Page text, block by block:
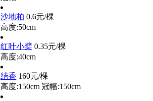
沙地柏 0.6元/棵
高度:50cm
红叶小檗 0.35元/棵
高度:40cm
结香 160元/棵
高度:150cm 冠幅:150cm